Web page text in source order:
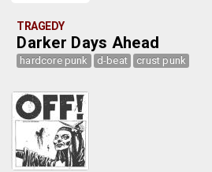
TRAGEDY
Darker Days Ahead
hardcore punk d-beat crust punk